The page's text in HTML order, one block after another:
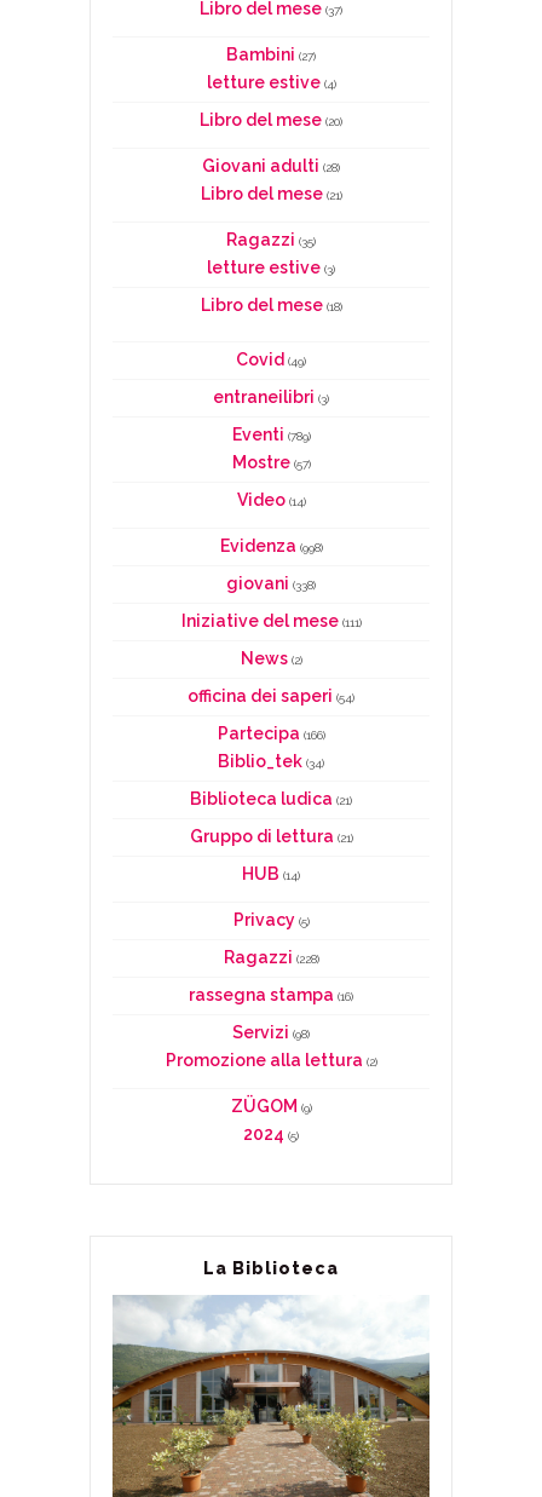
Libro del mese (37)
Bambini (27)
letture estive(4)
Libro del mese (20)
Giovani adulti (28)
Libro del mese(21)
Ragazzi (35)
letture estive (3)
Libro del mese(18)
Covid (49)
entraneilibri (3)
Eventi (789)
Mostre(57)
Video(14)
Evidenza (998)
giovani (338)
Iniziative del mese(111)
News(2)
officina dei saperi (54)
Partecipa (166)
Biblio_tek (34)
Biblioteca ludica (21)
Gruppo di lettura (21)
HUB (14)
Privacy (5)
Ragazzi (228)
rassegna stampa (16)
Servizi (98)
Promozione alla lettura (2)
ZÜGOM (9)
2024 (5)
La Biblioteca